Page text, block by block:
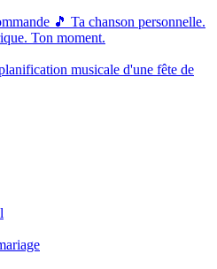
🎵 Ta chanson personnelle.
Ton moment.
musicale d'une fête de